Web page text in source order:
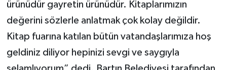
ürünüdür gayretin ürünüdür. Kitaplarımızın
değerini sözlerle anlatmak çok kolay değildir.
Kitap fuarına katılan bütün vatandaşlarımıza hoş
geldiniz diliyor hepinizi sevgi ve saygıyla